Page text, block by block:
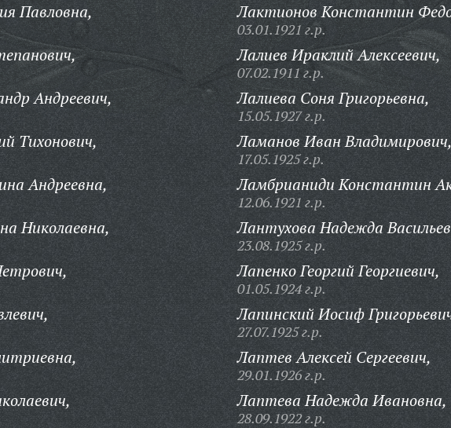
Павловна,
Андреевич,
Тихонович,
Андреевна,
Николаевна,
Лактионов Константин
03.01.1921 г.р.
Лалиев Ираклий Алексеевич,
07.02.1911 г.р.
Лалиева Соня Григорьевна,
15.05.1927 г.р.
Ламанов Иван Владимирович,
17.05.1925 г.р.
Ламбрианиди Константин
12.06.1921 г.р.
Лантухова Надежда
23.08.1925 г.р.
Лапенко Георгий Георгиевич,
01.05.1924 г.р.
Лапинский Иосиф
27.07.1925 г.р.
Лаптев Алексей Сергеевич,
29.01.1926 г.р.
Лаптева Надежда Ивановна,
28.09.1922 г.р.